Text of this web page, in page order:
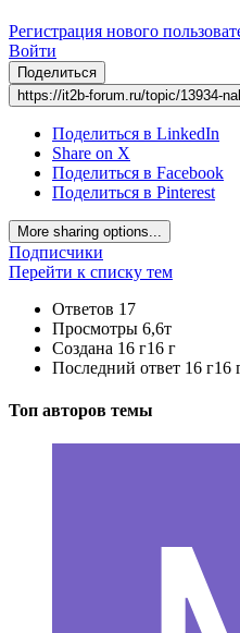
Регистрация нового
Войти
Поделиться
https://it2b-forum.ru/topic/13934-
Поделиться в LinkedIn
Share on X
Поделиться в Facebook
Поделиться в Pinterest
More sharing options...
Подписчики
Перейти к списку тем
Ответов 17
Просмотры 6,6т
Создана 16 г16 г
Последний ответ 16 г16
Топ авторов темы